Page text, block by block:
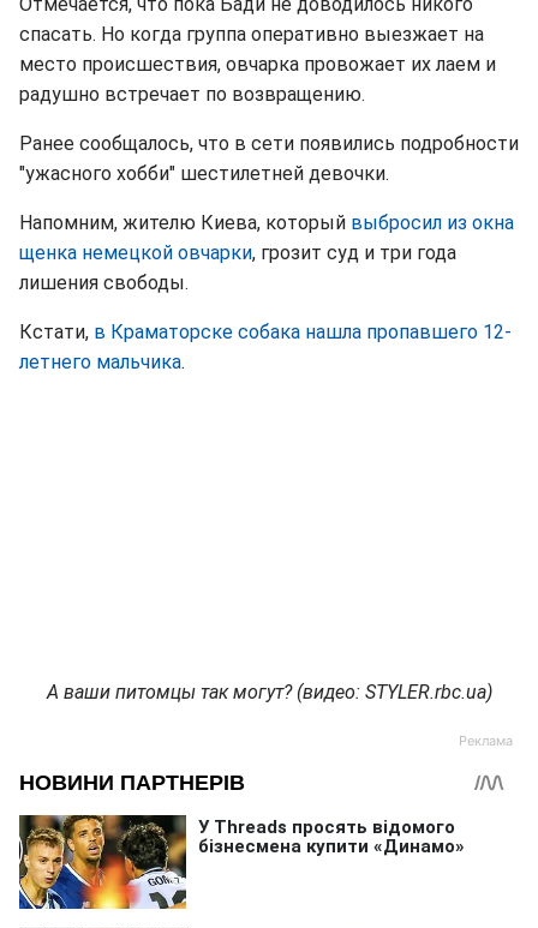
Отмечается, что пока Бади не доводилось никого
спасать. Но когда группа оперативно выезжает на
место происшествия, овчарка провожает их лаем и
радушно встречает по возвращению.
Ранее сообщалось, что в сети появились подробности
"ужасного хобби" шестилетней девочки.
Напомним, жителю Киева, который выбросил из окна
щенка немецкой овчарки, грозит суд и три года
лишения свободы.
Кстати, в Краматорске собака нашла пропавшего 12-
летнего мальчика.
А ваши питомцы так могут? (видео: STYLER.rbc.ua)